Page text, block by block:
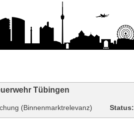
Tübingen
(Binnenmarktrelevanz) Status: